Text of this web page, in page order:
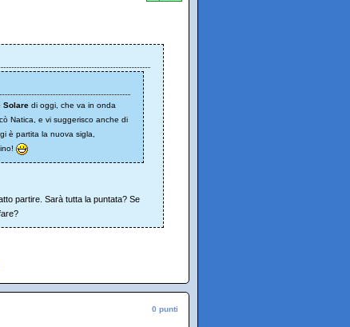
Solare di oggi, che va in onda
Natica, e vi suggerisco anche di
è partita la nuova sigla,
partire. Sarà tutta la puntata? Se
0 punti